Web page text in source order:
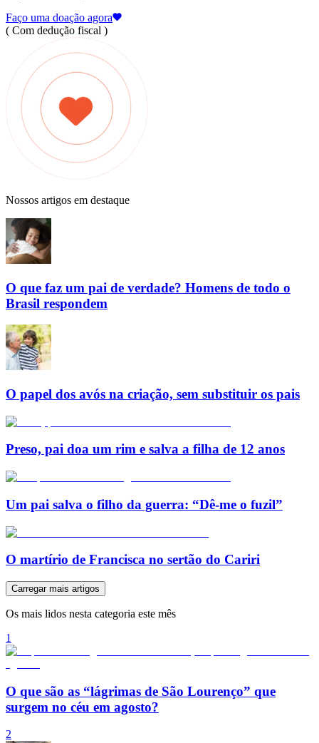
Faço uma doação agora
( Com dedução fiscal )
Nossos artigos em destaque
O que faz um pai de verdade? Homens de todo o
Brasil respondem
O papel dos avós na criação, sem substituir os pais
Preso, pai doa um rim e salva a filha de 12 anos
Um pai salva o filho da guerra: “Dê-me o fuzil”
O martírio de Francisca no sertão do Cariri
Carregar mais artigos
Os mais lidos nesta categoria este mês
1
O que são as “lágrimas de São Lourenço” que
surgem no céu em agosto?
2